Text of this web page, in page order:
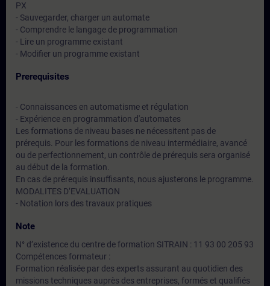
PX
- Sauvegarder, charger un automate
- Comprendre le langage de programmation
- Lire un programme existant
- Modifier un programme existant
Prerequisites
- Connaissances en automatisme et régulation
- Expérience en programmation d'automates
Les formations de niveau bases ne nécessitent pas de
prérequis. Pour les formations de niveau intermédiaire, avancé
ou de perfectionnement, un contrôle de prérequis sera organisé
au début de la formation.
En cas de prérequis insuffisants, nous ajusterons le programme.
MODALITES D’EVALUATION
- Notation lors des travaux pratiques
Note
N° d’existence du centre de formation SITRAIN : 11 93 00 205 93
Compétences formateur :
Formation réalisée par des experts assurant au quotidien des
missions techniques auprès des entreprises, formés et qualifiés